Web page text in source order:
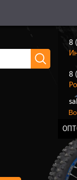
8
8
8